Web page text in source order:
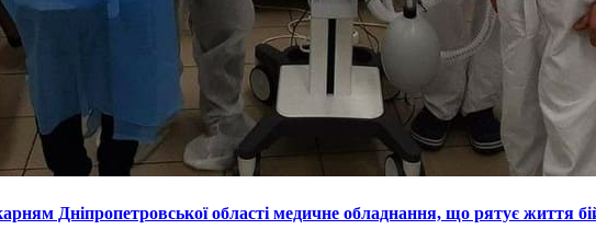
Дніпропетровської області медичне обладнання, що рятує життя